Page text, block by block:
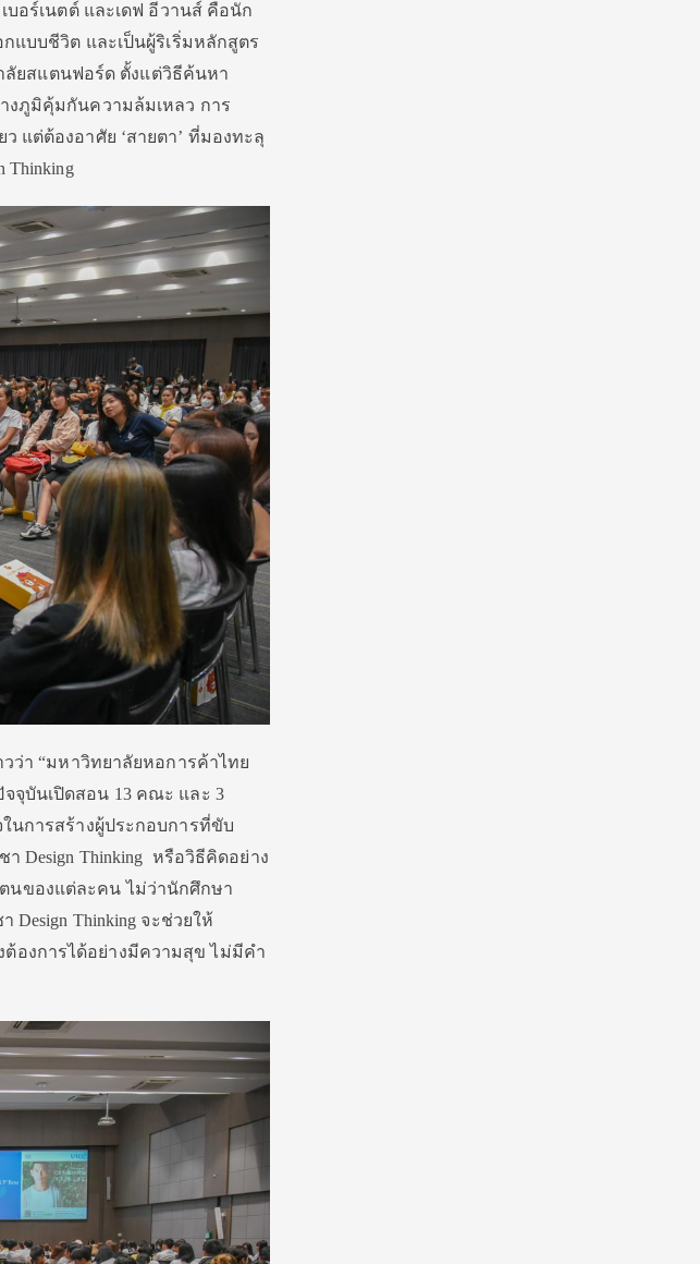
บอร์เนตต์ และเดฟ อีวานส์ คือนัก
แบบชีวิต และเป็นผู้ริเริ่มหลักสูตร
ลัยสแตนฟอร์ด ตั้งแต่วิธีค้นหา
งภูมิคุ้มกันความล้มเหลว การ
แต่ต้องอาศัย ‘สายตา’ ที่มองทะลุ
วว่า “มหาวิทยาลัยหอการค้าไทย
จุบันเปิดสอน 13 คณะ และ 3
นการสร้างผู้ประกอบการที่ขับ
า Design Thinking หรือวิธีคิดอย่าง
ของแต่ละคน ไม่ว่านักศึกษา
Thinking จะช่วยให้
องการได้อย่างมีความสุข ไม่มีคำ